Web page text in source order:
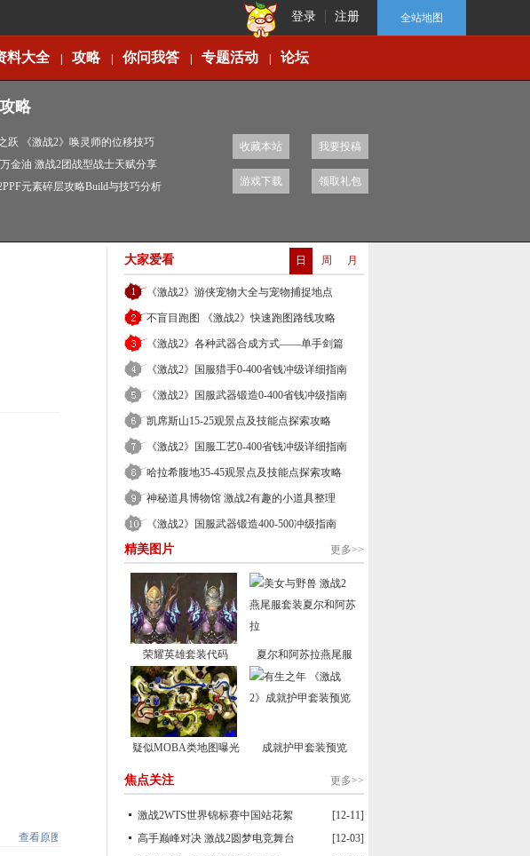
登录 注册 全站地图
料大全 攻略 你问我答 专题活动 论坛
略
跃 《激战2》唤灵师的位移技巧
金油 激战2团战型战士天赋分享
元素碎层攻略Build与技巧分析
收藏本站 我要投稿
游戏下载 领取礼包
查看原图
日 周 月
大家爱看
《激战2》游侠宠物大全与宠物捕捉地点
不盲目跑图 《激战2》快速跑图路线攻略
《激战2》各种武器合成方式——单手剑篇
《激战2》国服猎手0-400省钱冲级详细指南
《激战2》国服武器锻造0-400省钱冲级指南
凯席斯山15-25观景点及技能点探索攻略
《激战2》国服工艺0-400省钱冲级详细指南
哈拉希腹地35-45观景点及技能点探索攻略
神秘道具博物馆 激战2有趣的小道具整理
《激战2》国服武器锻造400-500冲级指南
更多>>
精美图片
荣耀英雄套装代码 夏尔和阿苏拉燕尾服
疑似MOBA类地图曝光 成就护甲套装预览
更多>>
焦点关注
[12-11]
激战2WTS世界锦标赛中国站花絮
[12-03]
高手巅峰对决 激战2圆梦电竞舞台